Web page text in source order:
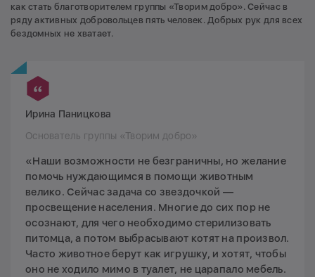
как стать благотворителем группы «Творим добро». Сейчас в
ряду активных добровольцев пять человек. Добрых рук для всех
бездомных не хватает.
Ирина Паницкова
Основатель группы «Творим добро»
«Наши возможности не безграничны, но желание
помочь нуждающимся в помощи животным
велико. Сейчас задача со звездочкой —
просвещение населения. Многие до сих пор не
осознают, для чего необходимо стерилизовать
питомца, а потом выбрасывают котят на произвол.
Часто животное берут как игрушку, и хотят, чтобы
оно не ходило мимо в туалет, не царапало мебель.